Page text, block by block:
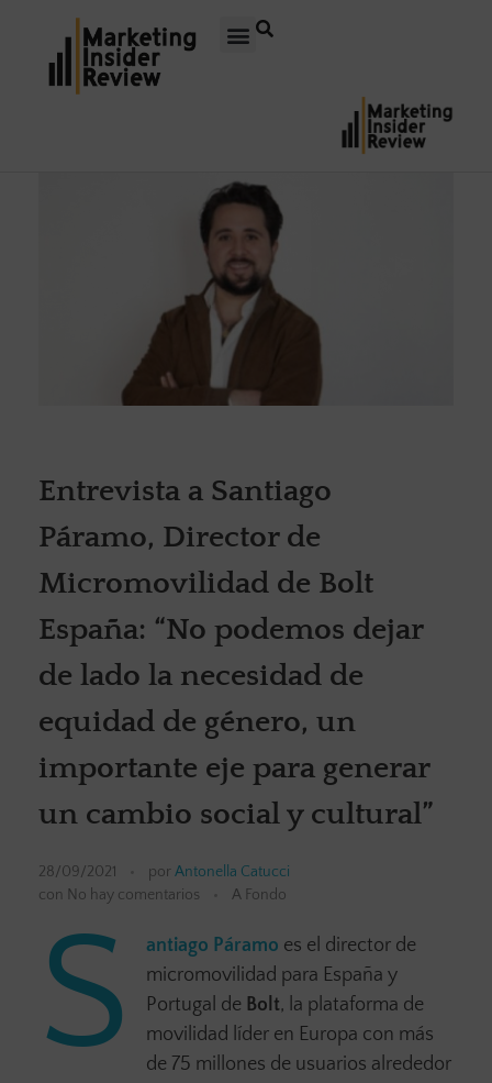
Entrevista a Santiago
Páramo, Director de
Micromovilidad de Bolt
España: “No podemos dejar
de lado la necesidad de
equidad de género, un
importante eje para generar
un cambio social y cultural”
28/09/2021 por Antonella Catucci
con No hay comentarios A Fondo
S antiago Páramo es el director de
micromovilidad para España y
Portugal de Bolt, la plataforma de
movilidad líder en Europa con más
de 75 millones de usuarios alrededor